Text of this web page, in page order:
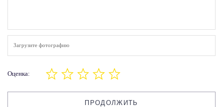
Загрузите фотографию
Оценка:
ПРОДОЛЖИТЬ